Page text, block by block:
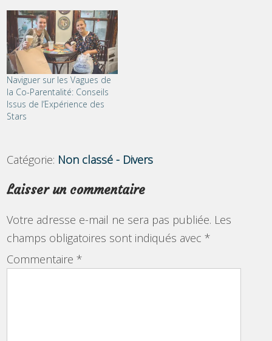
Naviguer sur les Vagues de
la Co-Parentalité: Conseils
Issus de l’Expérience des
Stars
Catégorie: Non classé - Divers
Laisser un commentaire
Votre adresse e-mail ne sera pas publiée. Les
champs obligatoires sont indiqués avec*
Commentaire*